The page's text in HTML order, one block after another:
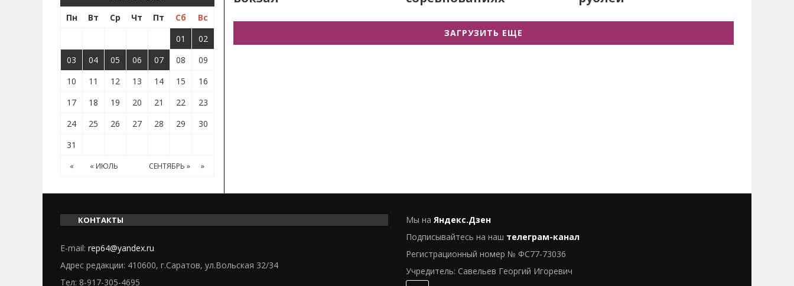
Пн
Вт Ср Чт Пт Сб
Вс
01
02
03
04 05 06 07 08
09
10
11 12 13 14 15
16
17
18 19 20 21 22
23
24
25 26 27 28 29
30
31
« « ИЮЛЬ СЕНТЯБРЬ » »
ЗАГРУЗИТЬ ЕЩЕ
КОНТАКТЫ
E-mail: rep64@yandex.ru
Адрес редакции: 410600, г.Саратов, ул.Вольская 32/34
Тел: 8-917-305-4695
Мы на Яндекс.Дзен
Подписывайтесь на наш телеграм-канал
Регистрационный номер № ФС77-73036
Учредитель: Савельев Георгий Игоревич